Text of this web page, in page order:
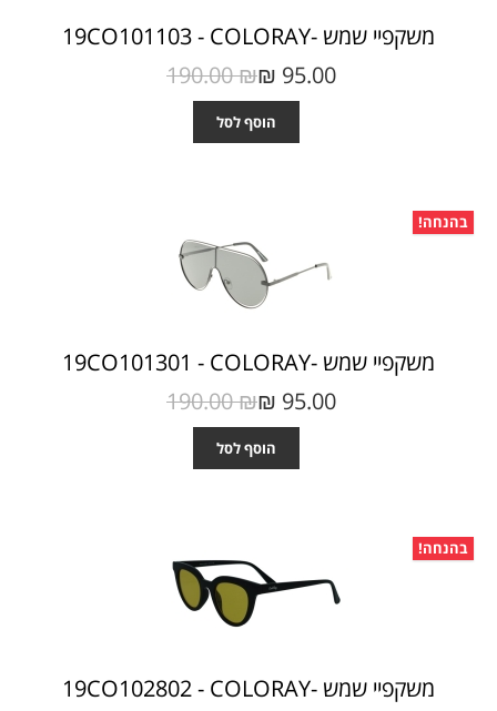
משקפיי שמש -19CO101103 - COLORAY
95.00 ₪‎
190.00 ₪‎
הוסף לסל
בהנחה!
משקפיי שמש -19CO101301 - COLORAY
95.00 ₪‎
190.00 ₪‎
הוסף לסל
בהנחה!
משקפיי שמש -19CO102802 - COLORAY